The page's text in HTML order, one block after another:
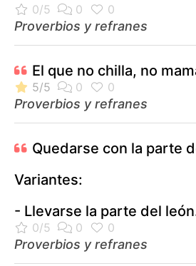
Proverbios y refranes
El que no chilla, no
Proverbios y refranes
Quedarse con la parte
Variantes:
- Llevarse la parte del
Proverbios y refranes